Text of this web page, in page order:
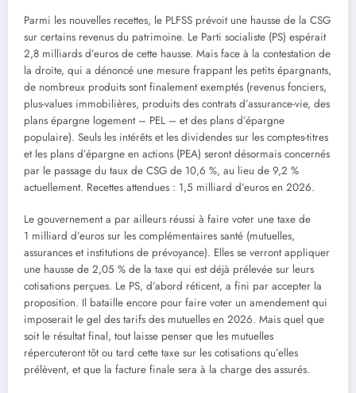
Parmi les nouvelles recettes, le PLFSS prévoit une hausse de la CSG
sur certains revenus du patrimoine. Le Parti socialiste (PS) espérait
2,8 milliards d’euros de cette hausse. Mais face à la contestation de
la droite, qui a dénoncé une mesure frappant les petits épargnants,
de nombreux produits sont finalement exemptés (revenus fonciers,
plus-values immobilières, produits des contrats d’assurance-vie, des
plans épargne logement – PEL – et des plans d’épargne
populaire). Seuls les intérêts et les dividendes sur les comptes-titres
et les plans d’épargne en actions (PEA) seront désormais concernés
par le passage du taux de CSG de 10,6 %, au lieu de 9,2 %
actuellement. Recettes attendues : 1,5 milliard d’euros en 2026.
Le gouvernement a par ailleurs réussi à faire voter une taxe de
1 milliard d’euros sur les complémentaires santé (mutuelles,
assurances et institutions de prévoyance). Elles se verront appliquer
une hausse de 2,05 % de la taxe qui est déjà prélevée sur leurs
cotisations perçues. Le PS, d’abord réticent, a fini par accepter la
proposition. Il bataille encore pour faire voter un amendement qui
imposerait le gel des tarifs des mutuelles en 2026. Mais quel que
soit le résultat final, tout laisse penser que les mutuelles
répercuteront tôt ou tard cette taxe sur les cotisations qu’elles
prélèvent, et que la facture finale sera à la charge des assurés.